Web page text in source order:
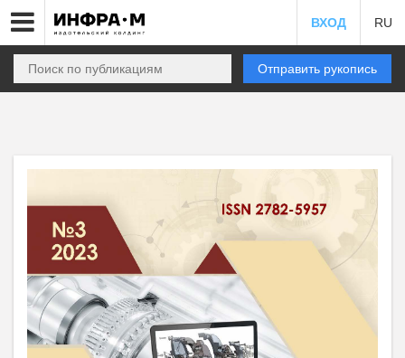
ВХОД RU
Отправить рукопись